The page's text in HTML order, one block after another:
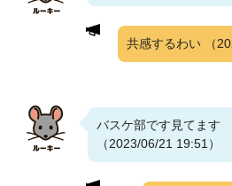
共感するわい （
バスケ部です見てます
（2023/06/21 19:51）